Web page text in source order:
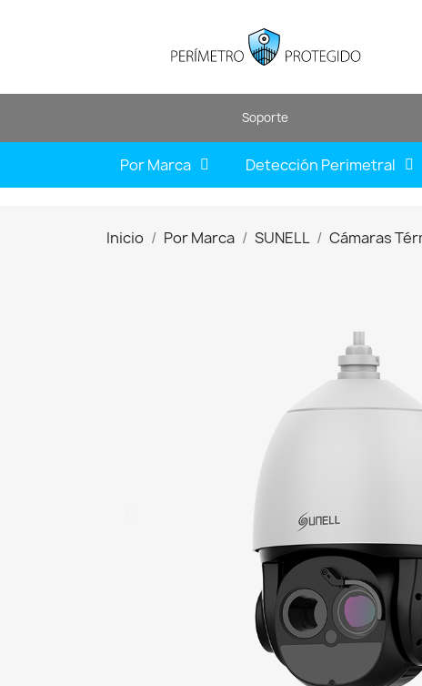
Soporte
Por Marca Detección Perimetral
Inicio Por Marca SUNELL Cámaras